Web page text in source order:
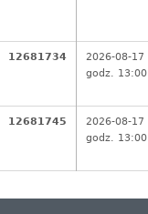
12681734
2026-08-17
godz. 13:00
12681745
2026-08-17
godz. 13:00